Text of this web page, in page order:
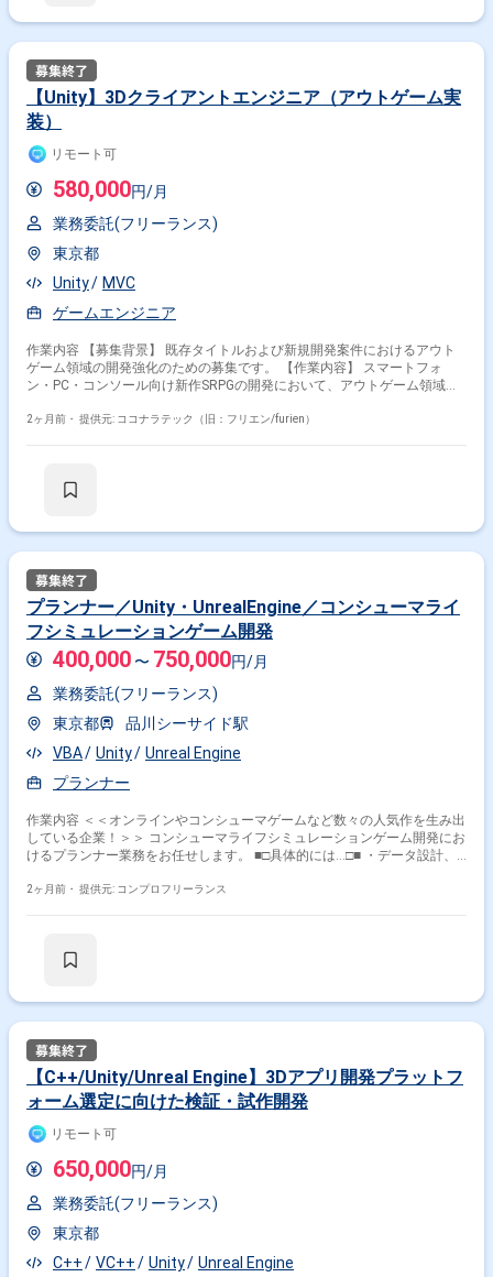
することで、サービスの魅力向上に大きく貢献できるポジションです。
【開発環境】 Unityを中心とした開発環境において、AI支援ツールを活用
しながら演出開発およびパフォーマンス最適化を行っていただきます。
【Unity】3Dクライアントエンジニア（アウトゲーム実
装）
リモート可
580,000円/月
業務委託(フリーランス)
東京都
Unity
MVC
ゲームエンジニア
作業内容 【募集背景】 既存タイトルおよび新規開発案件におけるアウト
ゲーム領域の開発強化のための募集です。 【作業内容】 スマートフォ
ン・PC・コンソール向け新作SRPGの開発において、アウトゲーム領域の
ップ等の複雑な仕様を持つ画面を、既存の設計思想に基づき、パフォーマ
制御とメモリ最適化、マルチプラットフォーム展開チームとの連携などを
域の中核として設計思想やパフォーマンス最適化に深く関わることができ
ます。UIや非同期処理、メモリ最適化など、ゲームクライアント開発の中
でも高度な技術要素に取り組むことができます。 【開発環境】 Unity、
uGUI、UniTask、MVCベースのアーキテクチャを用いたゲームクライアン
ト開発環境です。
2ヶ月前・ 提供元: ココナラテック（旧：フリエン/furien）
プランナー／Unity・UnrealEngine／コンシューマライ
フシミュレーションゲーム開発
400,000 〜 750,000円/月
業務委託(フリーランス)
東京都
品川シーサイド駅
VBA
Unity
Unreal Engine
プランナー
作業内容 ＜＜オンラインやコンシューマゲームなど数々の人気作を生み出
している企業！＞＞ コンシューマライフシミュレーションゲーム開発にお
けるプランナー業務をお任せします。 ■□具体的には…□■ ・データ設計、
におすすめです！＞ ・ゲーム開発に企画段階から携わりたい方 ・ユーザ
2ヶ月前・ 提供元: コンプロフリーランス
【C++/Unity/Unreal Engine】3Dアプリ開発プラットフ
ォーム選定に向けた検証・試作開発
リモート可
650,000円/月
業務委託(フリーランス)
東京都
C++
VC++ Unity
Unreal Engine